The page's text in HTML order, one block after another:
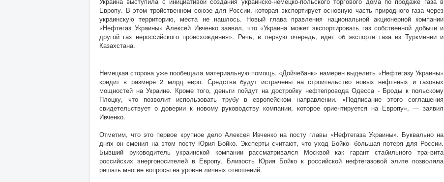
Европу. В этом тройственном союзе для России, которая экспортирует основную часть природного газа через
украинскую территорию, места не нашлось. Новый глава правления национальной акционерной компании
«Нефтегаз Украины» Алексей Ивченко заявил, что «Украина может экспортировать газ собственной добычи и
другой газ нероссийского происхождения». Речь, в первую очередь, идет об экспорте газа из Туркмении и
Казахстана.
Немецкая сторона уже пообещала материальную помощь. «Дойчебанк» намерен выделить «Нефтегазу Украины»
кредит в размере 2 млрд евро. Средства будут истрачены на строительство новых нефтяных и газовых
мощностей на Украине. Кроме того, деньги пойдут на достройку нефтепровода Одесса - Броды к польскому
Плоцку, что позволит использовать трубу в европейском направлении. «Подписание этого соглашения
свидетельствует о доверии к новому руководству компании, которое ориентируется на Европу», — заявил
Ивченко.
Отметим, что это первое крупное дело Алексея Ивченко на посту главы «Нефтегаза Украины». Буквально на
днях он сменил на этом посту Юрия Бойко. Эксперты считают, что уход Бойко- большая потеря для России.
Бывший руководитель украинской компании рассматривался Москвой как гарант стабильного транзита
российских энергоносителей в Европу. Близость Юрия Бойко к российской нефтегазовой элите позволяла
решать многие вопросы на уровне личных отношений.